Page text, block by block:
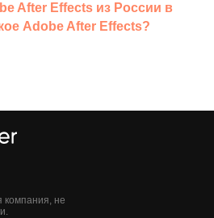
After Effects из России в
Adobe After Effects?
компания, не